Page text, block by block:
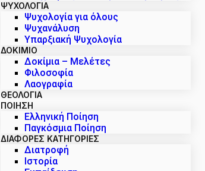
ΨΥΧΟΛΟΓΙΑ
Ψυχολογία για όλους
Ψυχανάλυση
Υπαρξιακή Ψυχολογία
ΔΟΚΊΜΙΟ
Δοκίμια – Μελέτες
Φιλοσοφία
Λαογραφία
ΘΕΟΛΟΓΙΑ
ΠΟΙΗΣΗ
Ελληνική Ποίηση
Παγκόσμια Ποίηση
ΔΙΑΦΟΡΕΣ ΚΑΤΗΓΟΡΙΕΣ
Διατροφή
Ιστορία